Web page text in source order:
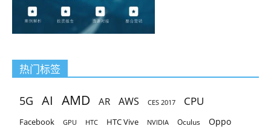
热门标签
5G AI AMD AR AWS CES 2017 CPU
Facebook GPU HTC HTC Vive NVIDIA Oculus Oppo